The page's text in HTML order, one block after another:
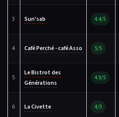
3 Sun'sab 4.4/5
4 Café Perché - café Asso 5/5
5
Le Bistrot des
Générations
4.9/5
6 La Civette 4/5